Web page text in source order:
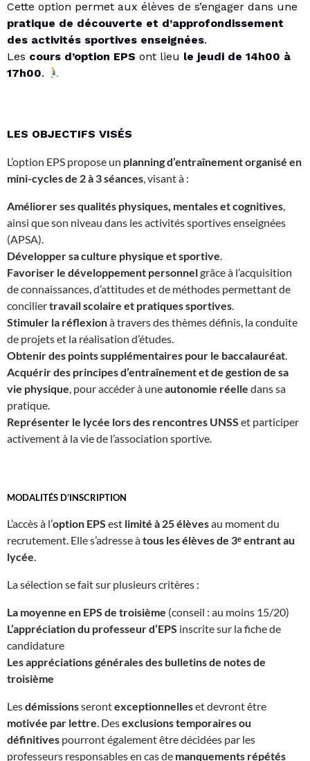
Cette option permet aux élèves de s’engager dans une
pratique de découverte et d’approfondissement
des activités sportives enseignées.
Les cours d’option EPS ont lieu le jeudi de 14h00 à
17h00.
LES OBJECTIFS VISÉS
L’option EPS propose un planning d’entraînement organisé en
mini-cycles de 2 à 3 séances, visant à :
Améliorer ses qualités physiques, mentales et cognitives,
ainsi que son niveau dans les activités sportives enseignées
(APSA).
Développer sa culture physique et sportive.
Favoriser le développement personnelgrâce à l’acquisition
de connaissances, d’attitudes et de méthodes permettant de
conciliertravail scolaire et pratiques sportives.
Stimuler la réflexionà travers des thèmes définis, la conduite
de projets et la réalisation d’études.
Obtenir des points supplémentaires pour le baccalauréat.
Acquérir des principes d’entraînement et de gestion de sa
vie physique, pour accéder à uneautonomie réelle dans sa
pratique.
Représenter le lycée lors des rencontres UNSS et participer
activement à la vie de l’association sportive.
MODALITÉS D’INSCRIPTION
L’accès à l’option EPS est limité à 25 élèvesau moment du
recrutement. Elle s’adresse àtous les élèves de 3ᵉ entrant au
lycée.
La sélection se fait sur plusieurs critères :
La moyenne en EPS de troisième (conseil : au moins 15/20)
L’appréciation du professeur d’EPS inscrite sur la fiche de
candidature
Les appréciations générales des bulletins de notes de
troisième
Lesdémissionsserontexceptionnelleset devront être
motivée par lettre. Desexclusions temporaires ou
définitives pourront également être décidées par les
professeurs responsables en cas de manquements répétés